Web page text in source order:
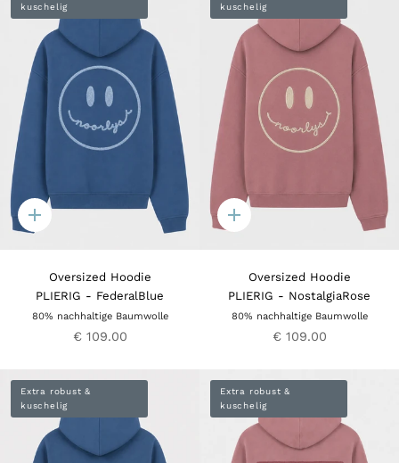
Quick
add
kuschelig
Oversized Hoodie
PLIERIG - FederalBlue
80% nachhaltige Baumwolle
€ 109.00
Quick
add
kuschelig
Oversized Hoodie
PLIERIG - NostalgiaRose
80% nachhaltige Baumwolle
€ 109.00
Extra robust &
kuschelig
Extra robust &
kuschelig